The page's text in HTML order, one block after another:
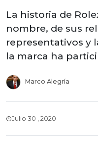
La historia de
nombre, de sus
representativos y
la marca ha
Marco Alegría
Julio 30 , 2020